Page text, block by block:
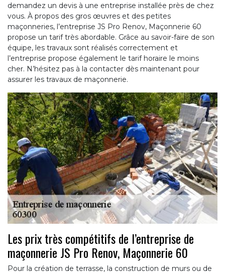
demandez un devis à une entreprise installée près de chez
vous. À propos des gros œuvres et des petites
maçonneries, l’entreprise JS Pro Renov, Maçonnerie 60
propose un tarif très abordable. Grâce au savoir-faire de son
équipe, les travaux sont réalisés correctement et
l’entreprise propose également le tarif horaire le moins
cher. N’hésitez pas à la contacter dès maintenant pour
assurer les travaux de maçonnerie.
Les prix très compétitifs de l’entreprise de
maçonnerie JS Pro Renov, Maçonnerie 60
Pour la création de terrasse, la construction de murs ou de